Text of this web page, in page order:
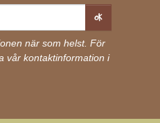
OK
när som helst. För
vår kontaktinformation i